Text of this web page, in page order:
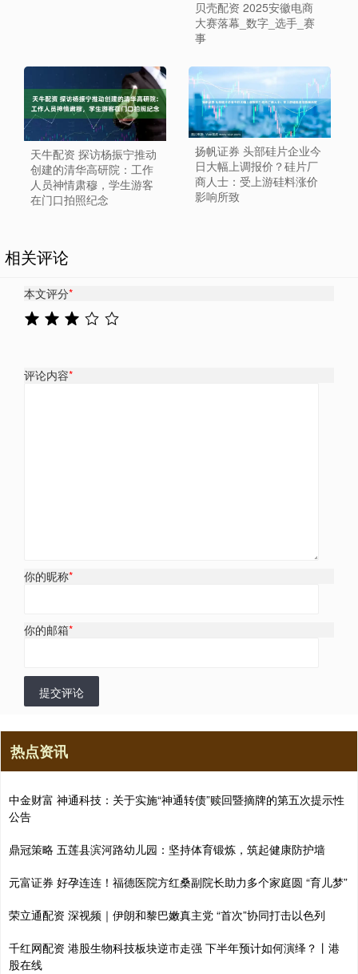
贝壳配资 2025安徽电商
大赛落幕_数字_选手_赛
事
天牛配资 探访杨振宁推动
创建的清华高研院：工作
人员神情肃穆，学生游客
在门口拍照纪念
扬帆证券 头部硅片企业今
日大幅上调报价？硅片厂
商人士：受上游硅料涨价
影响所致
相关评论
本文评分*
评论内容*
你的昵称*
你的邮箱*
提交评论
热点资讯
中金财富 神通科技：关于实施“神通转债”赎回暨摘牌的第五次提示性
公告
鼎冠策略 五莲县滨河路幼儿园：坚持体育锻炼，筑起健康防护墙
元富证券 好孕连连！福德医院方红桑副院长助力多个家庭圆 “育儿梦”
荣立通配资 深视频｜伊朗和黎巴嫩真主党 “首次”协同打击以色列
千红网配资 港股生物科技板块逆市走强 下半年预计如何演绎？丨港
股在线